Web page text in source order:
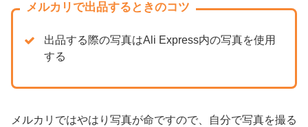
メルカリで出品するときのコツ
出品する際の写真はAli Express内の写真を使用
する
メルカリではやはり写真が命ですので、自分で写真を撮る